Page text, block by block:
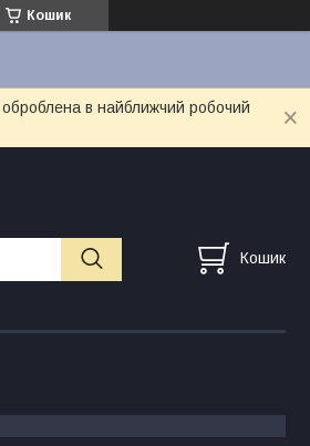
Кошик
в найближчий робочий
Кошик